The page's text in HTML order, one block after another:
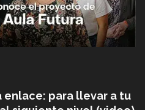
enlace: para llevar a tu